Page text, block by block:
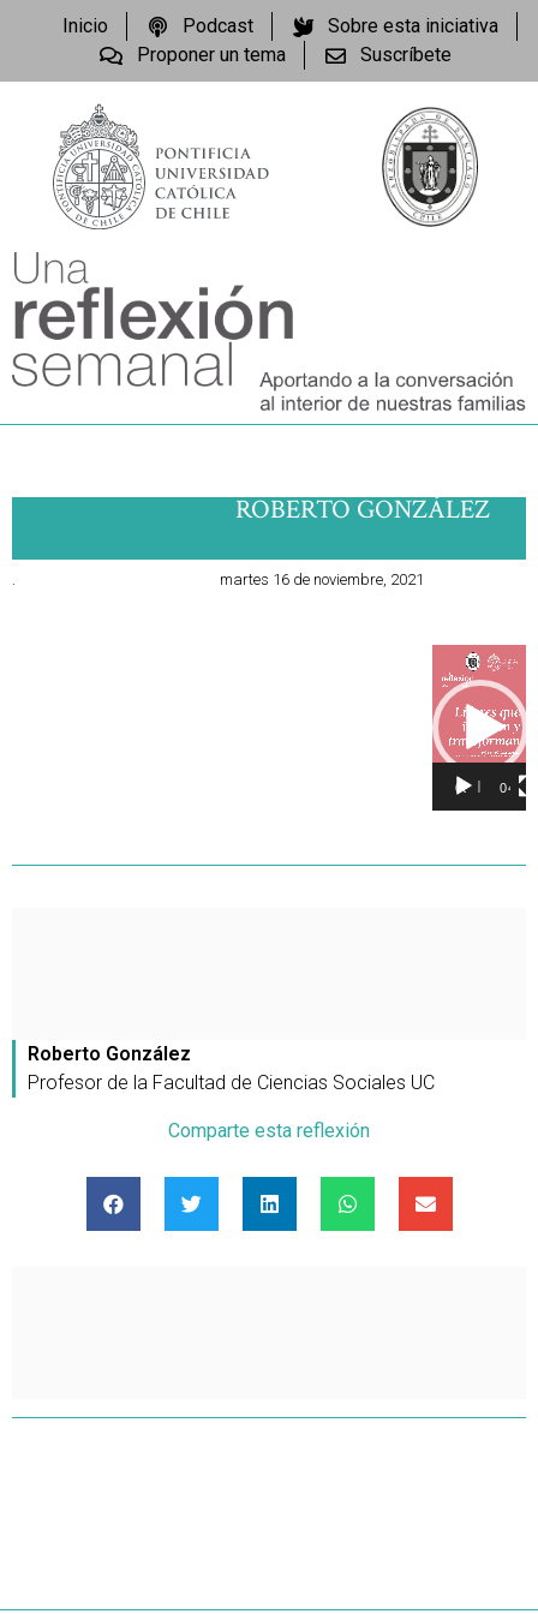
Inicio Podcast
Sobre esta iniciativa
Proponer un tema
Suscríbete
ROBERTO GONZÁLEZ
. martes 16 de noviembre, 2021
de
vídeo
00:00 04:09
Roberto González
Profesor de la Facultad de Ciencias Sociales UC
Comparte esta reflexión